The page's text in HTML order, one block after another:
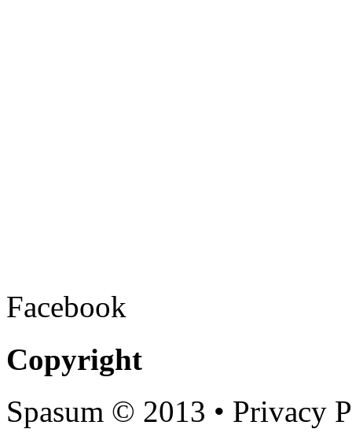
Facebook
Copyright
Spasum © 2013 • Privacy